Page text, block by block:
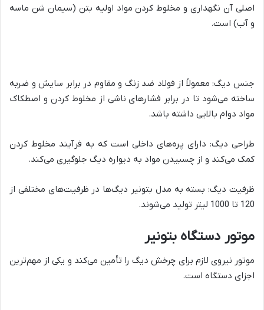
اصلی آن نگهداری و مخلوط کردن مواد اولیه بتن (سیمان شن ماسه
و آب) است.
جنس دیگ: معمولاً از فولاد ضد زنگ و مقاوم در برابر سایش و ضربه
ساخته می‌شود تا در برابر فشارهای ناشی از مخلوط کردن و اصطکاک
مواد دوام بالایی داشته باشد.
طراحی دیگ: دارای پره‌های داخلی است که به فرآیند مخلوط کردن
کمک می‌کند و از چسبیدن مواد به دیواره دیگ جلوگیری می‌کند.
ظرفیت دیگ: بسته به مدل بتونیر دیگ‌ها در ظرفیت‌های مختلفی از
120 تا 1000 لیتر تولید می‌شوند.
موتور دستگاه بتونیر
موتور نیروی لازم برای چرخش دیگ را تأمین می‌کند و یکی از مهم‌ترین
اجزای دستگاه است.